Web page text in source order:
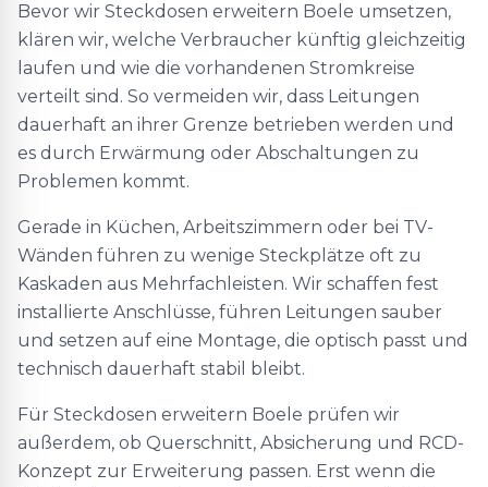
Bevor wir Steckdosen erweitern Boele umsetzen,
klären wir, welche Verbraucher künftig gleichzeitig
laufen und wie die vorhandenen Stromkreise
verteilt sind. So vermeiden wir, dass Leitungen
dauerhaft an ihrer Grenze betrieben werden und
es durch Erwärmung oder Abschaltungen zu
Problemen kommt.
Gerade in Küchen, Arbeitszimmern oder bei TV-
Wänden führen zu wenige Steckplätze oft zu
Kaskaden aus Mehrfachleisten. Wir schaffen fest
installierte Anschlüsse, führen Leitungen sauber
und setzen auf eine Montage, die optisch passt und
technisch dauerhaft stabil bleibt.
Für Steckdosen erweitern Boele prüfen wir
außerdem, ob Querschnitt, Absicherung und RCD-
Konzept zur Erweiterung passen. Erst wenn die